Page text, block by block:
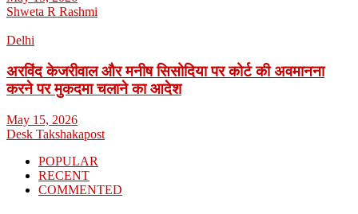
Shweta R Rashmi
Delhi
अरविंद केजरीवाल और मनीष सिसोदिया पर कोर्ट की अवमानना
करने पर मुकदमा चलाने का आदेश
May 15, 2026
Desk Takshakapost
POPULAR
RECENT
COMMENTED